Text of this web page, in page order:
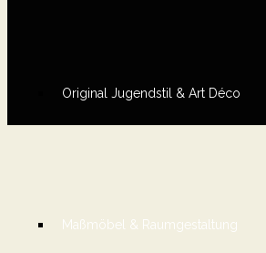
Original Jugendstil & Art Déco
Maßmöbel & Raumgestaltung